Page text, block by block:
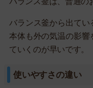
バランス釜から出て
本体も外の気温の影響
ていくのが早いです。
使いやすさの違い